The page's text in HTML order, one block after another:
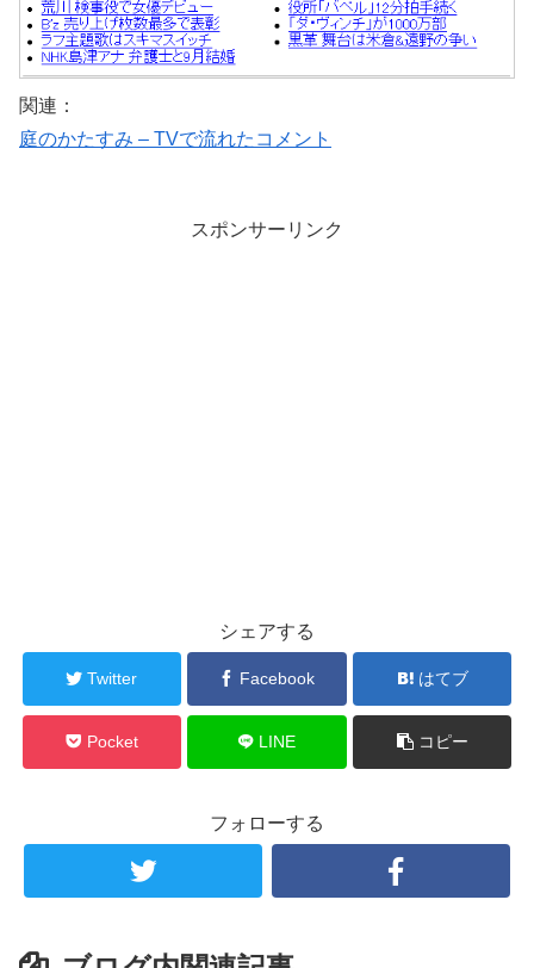
関連：
庭のかたすみ – TVで流れたコメント
スポンサーリンク
シェアする
Twitter Facebook はてブ
Pocket LINE コピー
フォローする